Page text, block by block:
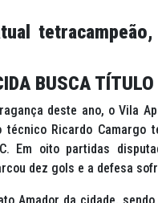
tetracampeão,
BUSCA TÍTULO
deste ano, o Vila
Ricardo Camargo
Em oito partidas
dez gols e a defesa